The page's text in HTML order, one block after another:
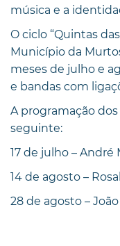
música e a
O ciclo “Quintas
Município da
meses de julho e
e bandas com
A programação
seguinte:
17 de julho – André
14 de agosto –
28 de agosto –